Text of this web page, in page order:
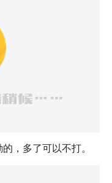
，多了可以不打。